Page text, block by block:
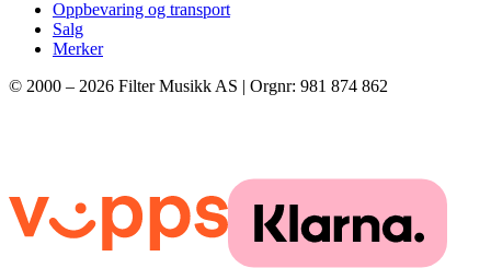
Oppbevaring og transport
Salg
Merker
© 2000 – 2026 Filter Musikk AS | Orgnr: 981 874 862